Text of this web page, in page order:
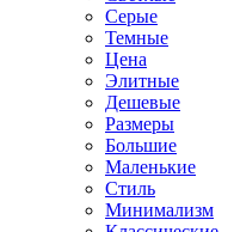
Серые
Темные
Цена
Элитные
Дешевые
Размеры
Большие
Маленькие
Стиль
Минимализм